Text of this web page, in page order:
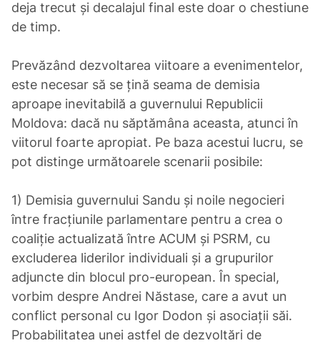
deja trecut și decalajul final este doar o chestiune
de timp.
Prevăzând dezvoltarea viitoare a evenimentelor,
este necesar să se țină seama de demisia
aproape inevitabilă a guvernului Republicii
Moldova: dacă nu săptămâna aceasta, atunci în
viitorul foarte apropiat. Pe baza acestui lucru, se
pot distinge următoarele scenarii posibile:
1) Demisia guvernului Sandu și noile negocieri
între fracțiunile parlamentare pentru a crea o
coaliție actualizată între ACUM și PSRM, cu
excluderea liderilor individuali și a grupurilor
adjuncte din blocul pro-european. În special,
vorbim despre Andrei Năstase, care a avut un
conflict personal cu Igor Dodon și asociații săi.
Probabilitatea unei astfel de dezvoltări de